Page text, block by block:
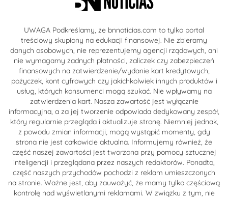
UWAGA Podkreślamy, że bnnoticias.com to tylko portal
treściowy skupiony na edukacji finansowej. Nie zbieramy
danych osobowych, nie reprezentujemy agencji rządowych, ani
nie wymagamy żadnych płatności, zaliczek czy zabezpieczeń
finansowych na zatwierdzenie/wydanie kart kredytowych,
pożyczek, kont cyfrowych czy jakichkolwiek innych produktów i
usług, których konsumenci mogą szukać. Nie wpływamy na
zatwierdzenia kart. Nasza zawartość jest wyłącznie
informacyjna, a za jej tworzenie odpowiada dedykowany zespół,
który regularnie przegląda i aktualizuje stronę. Niemniej jednak,
z powodu zmian informacji, mogą wystąpić momenty, gdy
strona nie jest całkowicie aktualna. Informujemy również, że
część naszej zawartości jest tworzona przy pomocy sztucznej
inteligencji i przeglądana przez naszych redaktorów. Ponadto,
część naszych przychodów pochodzi z reklam umieszczonych
na stronie. Ważne jest, aby zauważyć, że mamy tylko częściową
kontrolę nad wyświetlanymi reklamami. W związku z tym, nie